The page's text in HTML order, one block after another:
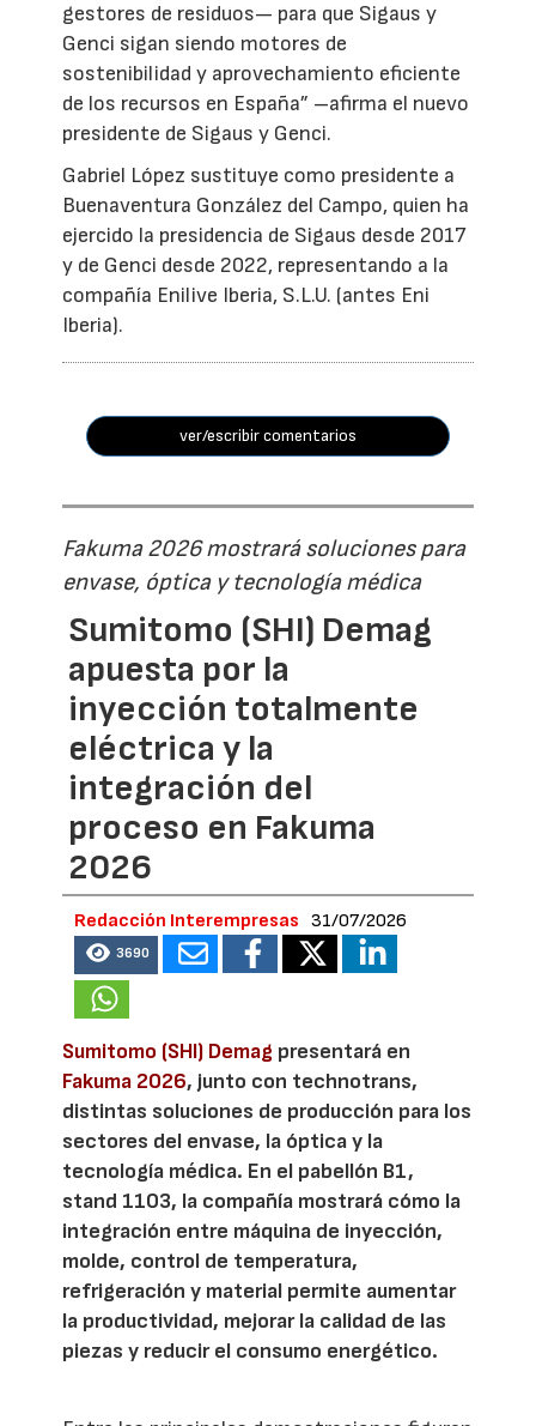
gestores de residuos— para que Sigaus y
Genci sigan siendo motores de
sostenibilidad y aprovechamiento eficiente
de los recursos en España” –afirma el nuevo
presidente de Sigaus y Genci.
Gabriel López sustituye como presidente a
Buenaventura González del Campo, quien ha
ejercido la presidencia de Sigaus desde 2017
y de Genci desde 2022, representando a la
compañía Enilive Iberia, S.L.U. (antes Eni
Iberia).
ver/escribir comentarios
Fakuma 2026 mostrará soluciones para
envase, óptica y tecnología médica
Sumitomo (SHI) Demag
apuesta por la
inyección totalmente
eléctrica y la
integración del
proceso en Fakuma
2026
Redacción Interempresas 31/07/2026
3690
Sumitomo (SHI) Demag presentará en
Fakuma 2026, junto con technotrans,
distintas soluciones de producción para los
sectores del envase, la óptica y la
tecnología médica. En el pabellón B1,
stand 1103, la compañía mostrará cómo la
integración entre máquina de inyección,
molde, control de temperatura,
refrigeración y material permite aumentar
la productividad, mejorar la calidad de las
piezas y reducir el consumo energético.